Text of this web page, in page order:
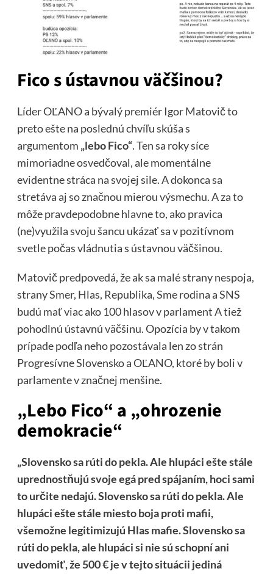
Fico s ústavnou väčšinou?
Líder OĽANO a bývalý premiér Igor Matovič to
preto ešte na poslednú chvíľu skúša s
argumentom „lebo Fico“. Ten sa roky síce
mimoriadne osvedčoval, ale momentálne
evidentne stráca na svojej sile. A dokonca sa
stretáva aj so značnou mierou výsmechu. A za to
môže pravdepodobne hlavne to, ako pravica
(ne)využila svoju šancu ukázať sa v pozitívnom
svetle počas vládnutia s ústavnou väčšinou.
Matovič predpovedá, že ak sa malé strany nespoja,
strany Smer, Hlas, Republika, Sme rodina a SNS
budú mať viac ako 100 hlasov v parlament A tiež
pohodlnú ústavnú väčšinu. Opozícia by v takom
prípade podľa neho pozostávala len zo strán
Progresívne Slovensko a OĽANO, ktoré by boli v
parlamente v značnej menšine.
„Lebo Fico“ a „ohrozenie
demokracie“
„Slovensko sa rúti do pekla. Ale hlupáci ešte stále
uprednostňujú svoje egá pred spájaním, hoci sami
to určite nedajú. Slovensko sa rúti do pekla. Ale
hlupáci ešte stále miesto boja proti mafii,
všemožne legitimizujú Hlas mafie. Slovensko sa
rúti do pekla, ale hlupáci si nie sú schopní ani
uvedomiť, že 500 € je v tejto situácii jediná